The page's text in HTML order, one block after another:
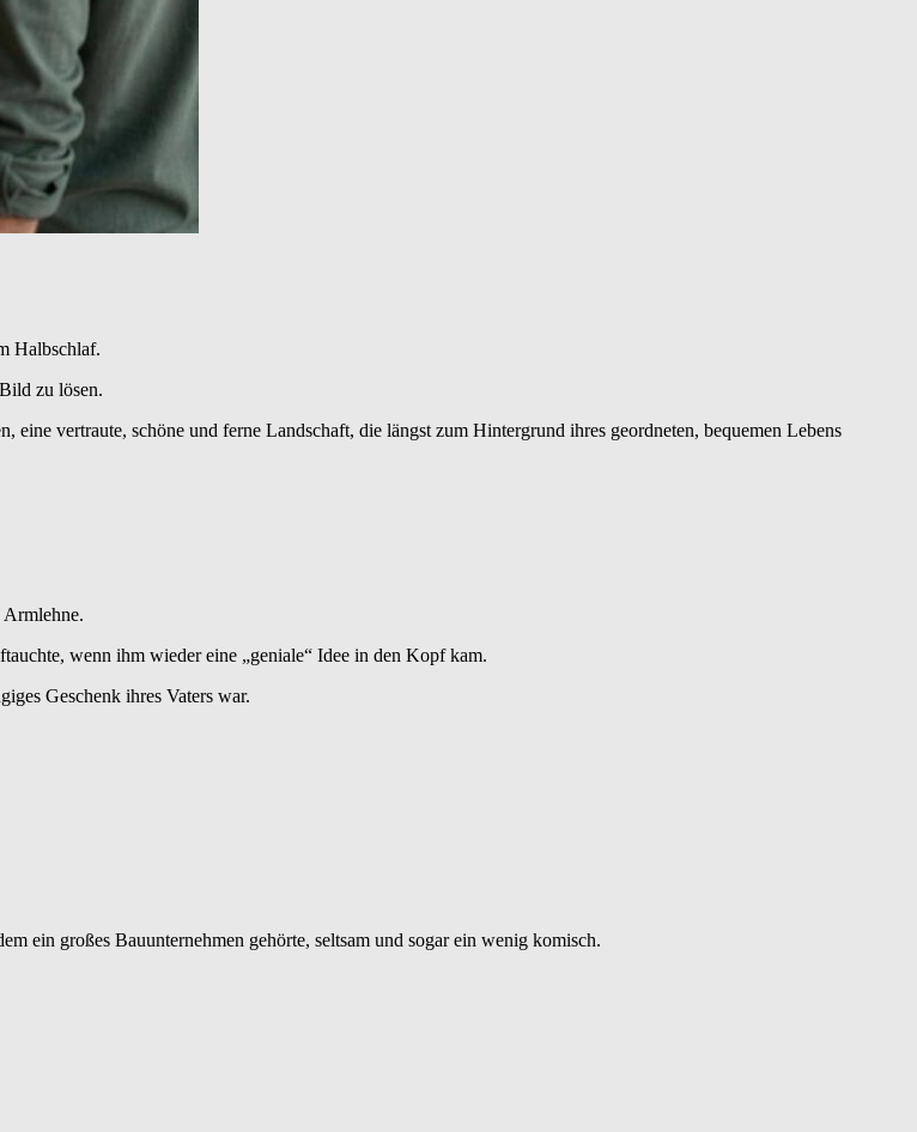
Halbschlaf.
zu lösen.
vertraute, schöne und ferne Landschaft, die längst zum Hintergrund ihres geordneten, bequemen Lebens
Armlehne.
wenn ihm wieder eine „geniale“ Idee in den Kopf kam.
Geschenk ihres Vaters war.
ein großes Bauunternehmen gehörte, seltsam und sogar ein wenig komisch.